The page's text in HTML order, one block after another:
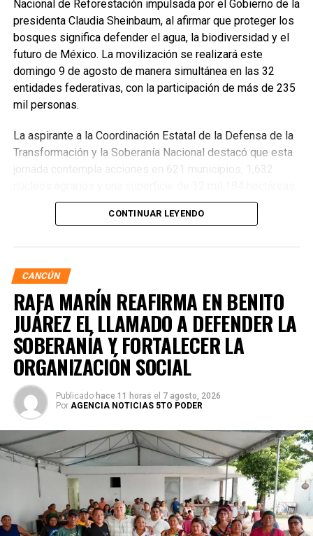
Nacional de Reforestación impulsada por el Gobierno de la
presidenta Claudia Sheinbaum, al afirmar que proteger los
bosques significa defender el agua, la biodiversidad y el
futuro de México. La movilización se realizará este
domingo 9 de agosto de manera simultánea en las 32
entidades federativas, con la participación de más de 235
mil personas.
La aspirante a la Coordinación Estatal de la Defensa de la
Transformación y la Soberanía Nacional destacó que esta
jornada contempla acciones en 621 municipios, 1,632
donde se plantarán más de 6.6 millones de árboles,
arbustos y plantas herbáceas, además de la dispersión de
desafíos ambientales del país, que cada año pierde más
de 203 mil hectáreas por deforestación y enfrenta daños
por incendios, plagas y enfermedades.
Villegas sostuvo que México debe transitar de acciones
CONTINUAR LEYENDO
CANCÚN
RAFA MARÍN REAFIRMA EN BENITO
JUÁREZ EL LLAMADO A DEFENDER LA
SOBERANÍA Y FORTALECER LA
ORGANIZACIÓN SOCIAL
Publicado hace 11 horas el 7 agosto, 2026
Por AGENCIA NOTICIAS 5TO PODER